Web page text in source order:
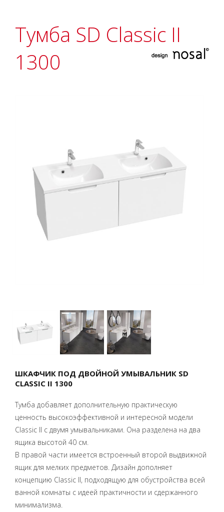
Тумба SD Classic II
1300
ШКАФЧИК ПОД ДВОЙНОЙ УМЫВАЛЬНИК SD
CLASSIC II 1300
Тумба добавляет дополнительную практическую
ценность высокоэффективной и интересной модели
Classic II с двумя умывальниками. Она разделена на два
ящика высотой 40 см.
В правой части имеется встроенный второй выдвижной
ящик для мелких предметов. Дизайн дополняет
концепцию Classic II, подходящую для обустройства всей
ванной комнаты с идеей практичности и сдержанного
минимализма.